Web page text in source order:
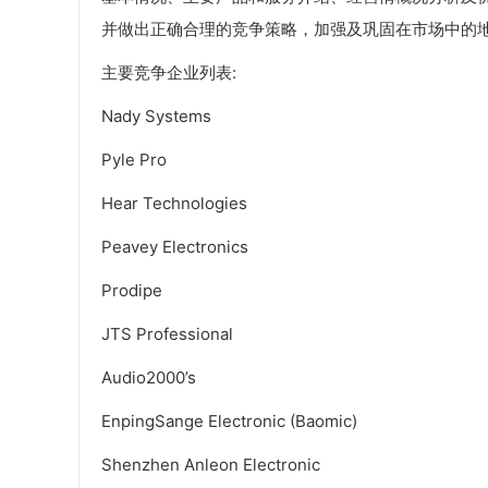
并做出正确合理的竞争策略，加强及巩固在市场中的
主要竞争企业列表:
Nady Systems
Pyle Pro
Hear Technologies
Peavey Electronics
Prodipe
JTS Professional
Audio2000’s
EnpingSange Electronic (Baomic)
Shenzhen Anleon Electronic